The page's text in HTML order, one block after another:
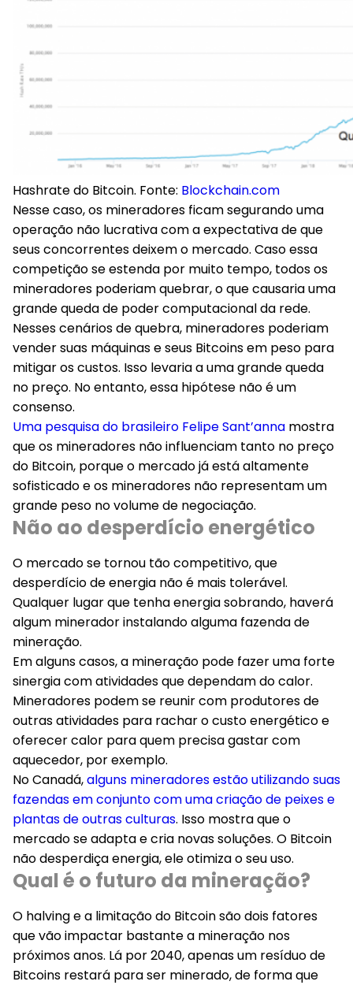
Hashrate do Bitcoin. Fonte: Blockchain.com
Nesse caso, os mineradores ficam segurando uma
operação não lucrativa com a expectativa de que
seus concorrentes deixem o mercado. Caso essa
competição se estenda por muito tempo, todos os
mineradores poderiam quebrar, o que causaria uma
grande queda de poder computacional da rede.
Nesses cenários de quebra, mineradores poderiam
vender suas máquinas e seus Bitcoins em peso para
mitigar os custos. Isso levaria a uma grande queda
no preço. No entanto, essa hipótese não é um
consenso.
Uma pesquisa do brasileiro Felipe Sant’anna mostra
que os mineradores não influenciam tanto no preço
do Bitcoin, porque o mercado já está altamente
sofisticado e os mineradores não representam um
grande peso no volume de negociação.
Não ao desperdício energético
O mercado se tornou tão competitivo, que
desperdício de energia não é mais tolerável.
Qualquer lugar que tenha energia sobrando, haverá
algum minerador instalando alguma fazenda de
mineração.
Em alguns casos, a mineração pode fazer uma forte
sinergia com atividades que dependam do calor.
Mineradores podem se reunir com produtores de
outras atividades para rachar o custo energético e
oferecer calor para quem precisa gastar com
aquecedor, por exemplo.
No Canadá,alguns mineradores estão utilizando suas
fazendas em conjunto com uma criação de peixes e
plantas de outras culturas. Isso mostra que o
mercado se adapta e cria novas soluções. O Bitcoin
não desperdiça energia, ele otimiza o seu uso.
Qual é o futuro da mineração?
O halving e a limitação do Bitcoin são dois fatores
que vão impactar bastante a mineração nos
próximos anos. Lá por 2040, apenas um resíduo de
Bitcoins restará para ser minerado, de forma que